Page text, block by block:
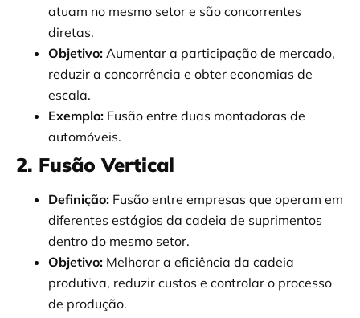
atuam no mesmo setor e são concorrentes
diretas.
Objetivo: Aumentar a participação de mercado,
reduzir a concorrência e obter economias de
escala.
Exemplo: Fusão entre duas montadoras de
automóveis.
2. Fusão Vertical
Definição: Fusão entre empresas que operam em
diferentes estágios da cadeia de suprimentos
dentro do mesmo setor.
Objetivo: Melhorar a eficiência da cadeia
produtiva, reduzir custos e controlar o processo
de produção.